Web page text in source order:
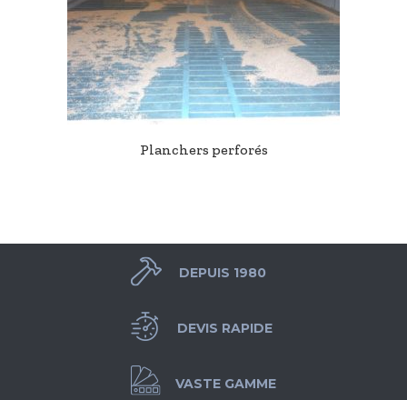
Planchers perforés
DEPUIS 1980
DEVIS RAPIDE
VASTE GAMME